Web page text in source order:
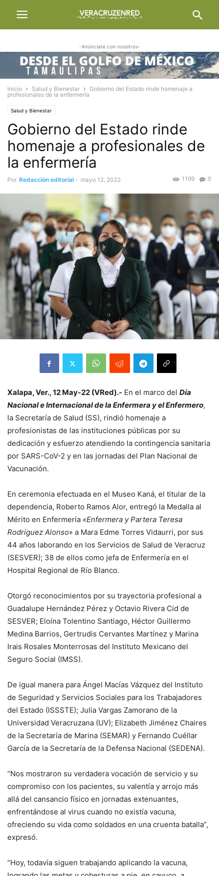
-Anúnciate con nosotros-
Inicio Salud y Bienestar
Gobierno del Estado rinde homenaje a
profesionales de la enfermería
Salud y Bienestar
Gobierno del Estado rinde
homenaje a profesionales de
la enfermería
Por Redacción editorial - mayo 12, 2022 0
1199
Xalapa, Ver., 12 May-22 (VRed).- En el marco del Día
Nacional e Internacional de la Enfermera y el Enfermero,
la Secretaría de Salud (SS), rindió homenaje a
profesionistas de las instituciones públicas por su
dedicación y esfuerzo atendiendo la contingencia sanitaria
por SARS-CoV-2 y en las jornadas del Plan Nacional de
Vacunación.
En ceremonia efectuada en el Museo Kaná, el titular de la
dependencia, Roberto Ramos Alor, entregó la Medalla al
Mérito en Enfermería «Enfermera y Partera Teresa
Rodríguez Alonso» a Mara Edme Torres Vidaurri, por sus
44 años laborando en los Servicios de Salud de Veracruz
(SESVER); 38 de ellos como jefa de Enfermería en el
Hospital Regional de Río Blanco.
Otorgó reconocimientos por su trayectoria profesional a
Guadalupe Hernández Pérez y Octavio Rivera Cid de
SESVER; Eloína Tolentino Santiago, Héctor Guillermo
Medina Barrios, Gertrudis Cervantes Martínez y Marina
Irais Rosales Monterrosas del Instituto Mexicano del
Seguro Social (IMSS).
De igual manera para Ángel Macías Vázquez del Instituto
de Seguridad y Servicios Sociales para los Trabajadores
del Estado (ISSSTE); Julia Vargas Zamorano de la
Universidad Veracruzana (UV); Elizabeth Jiménez Chaires
de la Secretaría de Marina (SEMAR) y Fernando Cuéllar
García de la Secretaría de la Defensa Nacional (SEDENA).
“Nos mostraron su verdadera vocación de servicio y su
compromiso con los pacientes, su valentía y arrojo más
allá del cansancio físico en jornadas extenuantes,
enfrentándose al virus cuando no existía vacuna,
ofreciendo su vida como soldados en una cruenta batalla”,
expresó.
“Hoy, todavía siguen trabajando aplicando la vacuna,